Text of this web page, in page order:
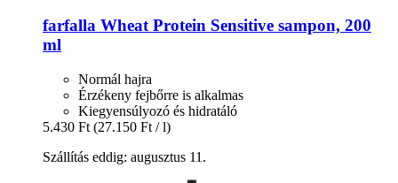
farfalla Wheat Protein Sensitive sampon, 200
ml
Normál hajra
Érzékeny fejbőrre is alkalmas
Kiegyensúlyozó és hidratáló
5.430 Ft (27.150 Ft / l)
Szállítás eddig: augusztus 11.